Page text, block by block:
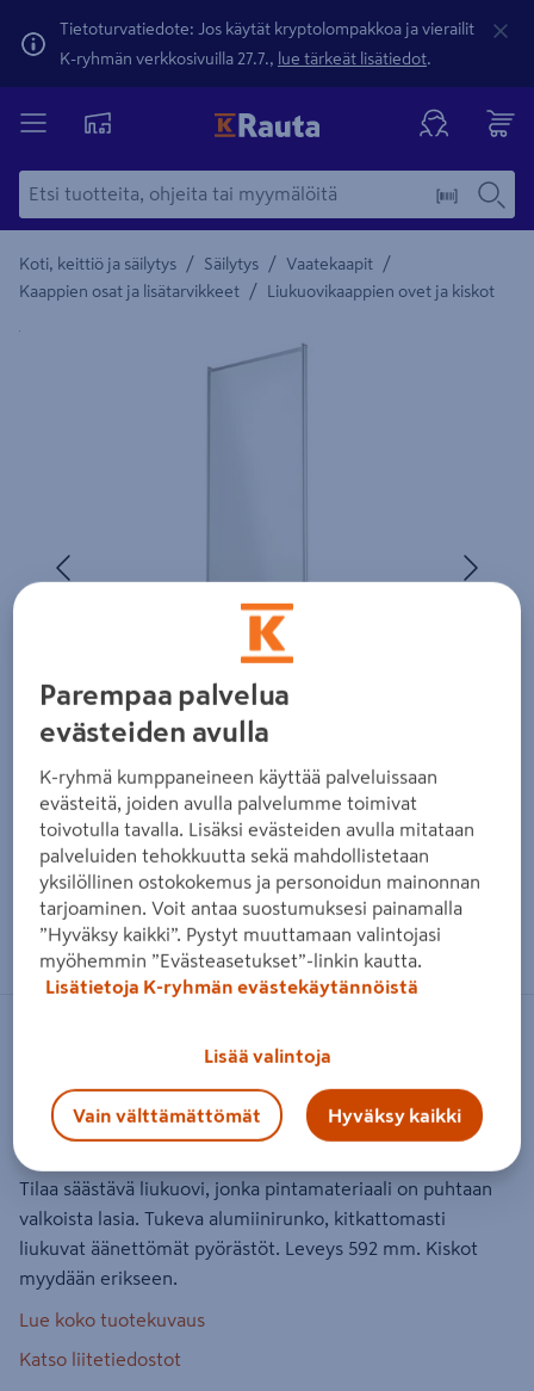
Tietoturvatiedote: Jos käytät kryptolompakkoa ja vierailit
K-ryhmän verkkosivuilla 27.7., lue tärkeät lisätiedot.
Koti, keittiö ja säilytys / Säilytys / Vaatekaapit /
Kaappien osat ja lisätarvikkeet / Liukuovikaappien ovet ja kiskot
Yksityiskohtainen kuvaus löytyy Tuotteen kuvaus -
Zoomaa kuvaa sormilla kosketusnäytöllä
Tuotenumero:502016117 EAN-koodi 6438313501930
Tilaa säästävä liukuovi, jonka pintamateriaali on puhtaan
valkoista lasia. Tukeva alumiinirunko, kitkattomasti
liukuvat äänettömät pyörästöt. Leveys 592 mm. Kiskot
myydään erikseen.
Lue koko tuotekuvaus
Katso liitetiedostot
Parempaa palvelua
evästeiden avulla
K-ryhmä kumppaneineen käyttää palveluissaan
evästeitä, joiden avulla palvelumme toimivat
toivotulla tavalla. Lisäksi evästeiden avulla mitataan
palveluiden tehokkuutta sekä mahdollistetaan
yksilöllinen ostokokemus ja personoidun mainonnan
tarjoaminen. Voit antaa suostumuksesi painamalla
”Hyväksy kaikki”. Pystyt muuttamaan valintojasi
myöhemmin ”Evästeasetukset”-linkin kautta.
Lisätietoja K-ryhmän evästekäytännöistä
Lisää valintoja
Vain välttämättömät Hyväksy kaikki